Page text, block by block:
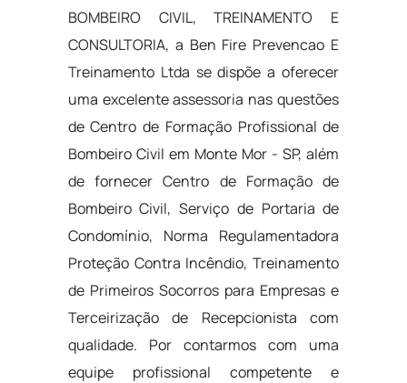
BOMBEIRO CIVIL, TREINAMENTO E
CONSULTORIA, a Ben Fire Prevencao E
Treinamento Ltda se dispõe a oferecer
uma excelente assessoria nas questões
de Centro de Formação Profissional de
Bombeiro Civil em Monte Mor - SP, além
de fornecer Centro de Formação de
Bombeiro Civil, Serviço de Portaria de
Condomínio, Norma Regulamentadora
Proteção Contra Incêndio, Treinamento
de Primeiros Socorros para Empresas e
Terceirização de Recepcionista com
qualidade. Por contarmos com uma
equipe profissional competente e